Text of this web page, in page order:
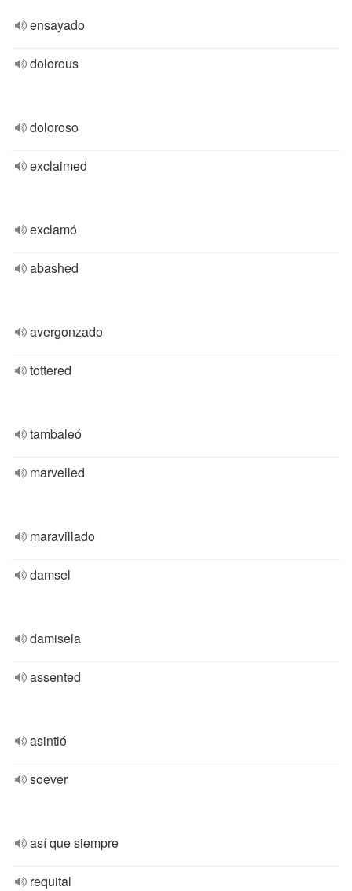
ensayado
dolorous
doloroso
exclaimed
exclamó
abashed
avergonzado
tottered
tambaleó
marvelled
maravillado
damsel
damisela
assented
asintió
soever
así que siempre
requital